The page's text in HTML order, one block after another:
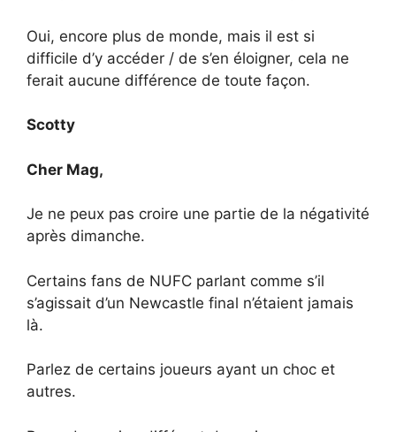
Oui, encore plus de monde, mais il est si
difficile d’y accéder / de s’en éloigner, cela ne
ferait aucune différence de toute façon.
Scotty
Cher Mag,
Je ne peux pas croire une partie de la négativité
après dimanche.
Certains fans de NUFC parlant comme s’il
s’agissait d’un Newcastle final n’étaient jamais
là.
Parlez de certains joueurs ayant un choc et
autres.